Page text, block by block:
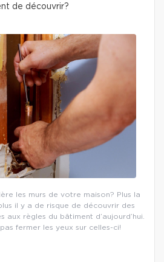
de découvrir?
les murs de votre maison? Plus la
il y a de risque de découvrir des
aux règles du bâtiment d’aujourd’hui.
fermer les yeux sur celles-ci!